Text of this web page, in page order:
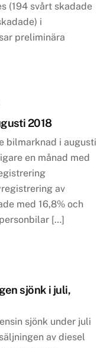
(194 svårt skadade
i
preliminära
2018
bilmarknad i augusti
en månad med
av
med 16,8% och
[…]
sjönk i juli,
sjönk under juli
av diesel